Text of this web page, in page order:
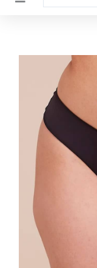
...